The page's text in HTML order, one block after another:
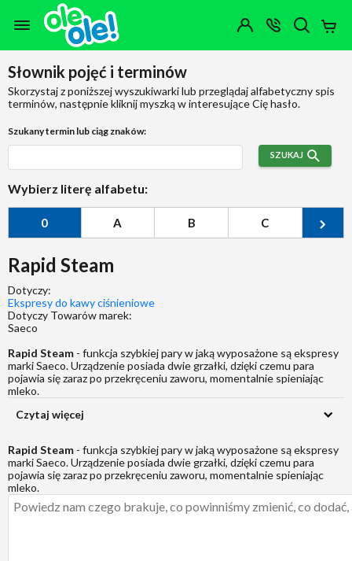
Przejdź do zawartości strony
Przejdź do wyszukiwarki
Przejdź do kategorii
Przejdź do stopki
OTWÓRZ
MENU
Moje
Konto
(0)
Słownik pojęć i terminów
Skorzystaj z poniższej wyszukiwarki lub przeglądaj alfabetyczny spis
terminów, następnie kliknij myszką w interesujące Cię hasło.
Szukany termin lub ciąg znaków:
SZUKAJ
Wybierz literę alfabetu:
0 A B C
Rapid Steam
Dotyczy:
Ekspresy do kawy ciśnieniowe
Dotyczy Towarów marek:
Saeco
Rapid Steam - funkcja szybkiej pary w jaką wyposażone są ekspresy
marki Saeco. Urządzenie posiada dwie grzałki, dzięki czemu para
pojawia się zaraz po przekręceniu zaworu, momentalnie spieniając
mleko.
Czytaj więcej
Rapid Steam - funkcja szybkiej pary w jaką wyposażone są ekspresy
marki Saeco. Urządzenie posiada dwie grzałki, dzięki czemu para
pojawia się zaraz po przekręceniu zaworu, momentalnie spieniając
mleko.